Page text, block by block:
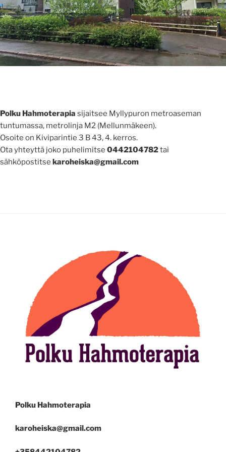
Polku Hahmoterapia sijaitsee Myllypuron metroaseman
tuntumassa, metrolinja M2 (Mellunmäkeen).
Osoite on Kiviparintie 3 B 43, 4. kerros.
Ota yhteyttä joko puhelimitse 0442104782tai
sähköpostitse karoheiska@gmail.com
Polku Hahmoterapia
karoheiska@gmail.com